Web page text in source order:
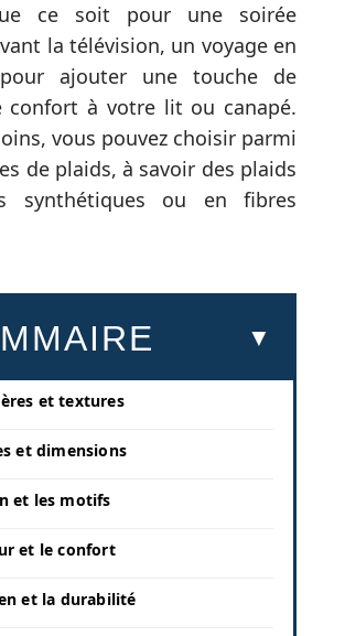
ce soit pour une soirée
la télévision, un voyage en
ajouter une touche de
confort à votre lit ou canapé.
vous pouvez choisir parmi
de plaids, à savoir des plaids
synthétiques ou en fibres
et textures
et dimensions
et les motifs
et le confort
et la durabilité